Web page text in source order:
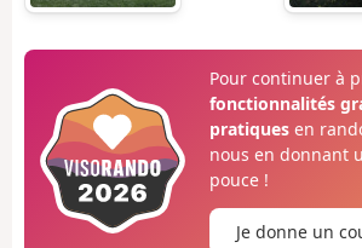
Pour continuer à
fonctionnalités
pratiquesen
nous en donnant
pouce !
Je donne un